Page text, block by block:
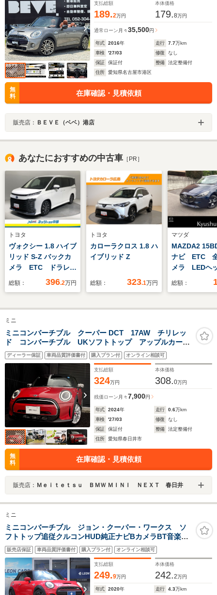
支払総額
189.2万円
本体価格
179.8万円
通常ローン 月々35,500円
年式 2016年 走行 7.7万km
車検
'27/03 修復
なし
保証
保証付 整備
法定整備付
住所
愛知県名古屋市港区
無
料
在庫確認・見積依頼
販売店： ＢＥＶＥ（ベベ）港店
あなたにおすすめの中古車 ［PR］
トヨタ
ヴォクシー 1.8 ハイブ
リッド S-Z バックカ
メラ ETC ドラレ
コ CD DVD再生
ヘッドライト 7人乗
り
総額： 396.2万円
トヨタ
カローラクロス 1.8 ハ
イブリッド Z
総額： 323.1万円
マツダ
MAZDA2
ナビ ETC
メラ LEDヘ
ト オート
ッドサービス
総額：
ミニ
ミニコンバーチブル クーパー DCT 17AW チリレッ
ド コンバーチブル UKソフトトップ アップルカープ
レイ シートヒーター チェッカードスポーツシート
ウインドディフレクター付 LEDヘッドライト 禁煙
ディーラー保証 車両品質評価書付 購入プラン付 オンライン相談可
支払総額
324万円
本体価格
308.0万円
残価ローン 月々7,900円
年式 2024年 走行 0.6万km
車検
'27/03 修復
なし
保証
保証付 整備
法定整備付
住所
愛知県春日井市
無
料
在庫確認・見積依頼
販売店： Ｍｅｉｔｅｔｓｕ ＢＭＷ ＭＩＮＩ ＮＥＸＴ 春日井
ミニ
ミニコンバーチブル ジョン・クーパー・ワークス ソ
フトトップ追従クルコンHUD純正ナビBカメラBT音楽ス
マートキーETC革巻きハンドル パドルシフト ステアリン
グリモコン ハーフレザーシート シートヒーター純正ドラ
イブレコーダー
販売店保証 車両品質評価書付 購入プラン付 オンライン相談可
支払総額
249.9万円
本体価格
242.2万円
年式 2020年 走行 4.3万km